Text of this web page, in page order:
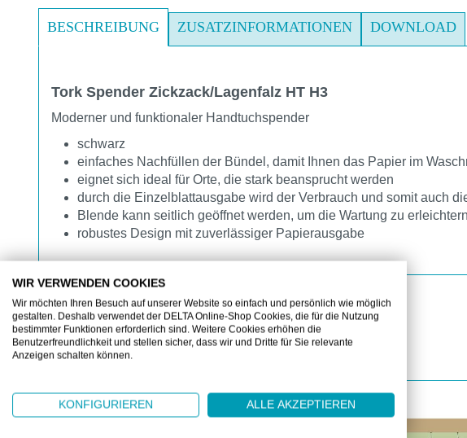
BESCHREIBUNG ZUSATZINFORMATIONEN DOWNLOAD
Tork Spender Zickzack/Lagenfalz HT H3
Moderner und funktionaler Handtuchspender
schwarz
einfaches Nachfüllen der Bündel, damit Ihnen das Papier im
eignet sich ideal für Orte, die stark beansprucht werden
durch die Einzelblattausgabe wird der Verbrauch und somit auch
Blende kann seitlich geöffnet werden, um die Wartung zu erleichtern
robustes Design mit zuverlässiger Papierausgabe
ZUBEHÖR
WIR VERWENDEN COOKIES
Wir möchten Ihren Besuch auf unserer Website so einfach und persönlich wie möglich
gestalten. Deshalb verwendet der DELTA Online-Shop Cookies, die für die Nutzung
bestimmter Funktionen erforderlich sind. Weitere Cookies erhöhen die
Benutzerfreundlichkeit und stellen sicher, dass wir und Dritte für Sie relevante
Anzeigen schalten können.
KONFIGURIEREN ALLE AKZEPTIEREN